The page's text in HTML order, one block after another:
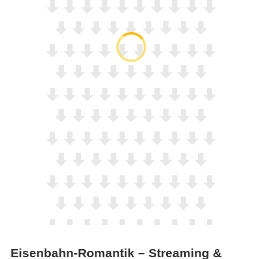
Eisenbahn-Romantik – Streaming &